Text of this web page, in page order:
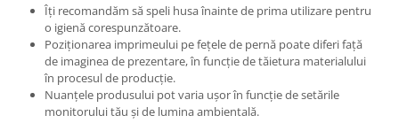
Îți recomandăm să speli husa înainte de prima utilizare pentru
o igienă corespunzătoare.
Poziționarea imprimeului pe fețele de pernă poate diferi față
de imaginea de prezentare, în funcție de tăietura materialului
în procesul de producție.
Nuanțele produsului pot varia ușor în funcție de setările
monitorului tău și de lumina ambientală.